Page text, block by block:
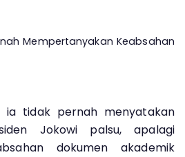
Mempertanyakan Keabsahan
ia tidak pernah menyatakan
Jokowi palsu, apalagi
dokumen akademik